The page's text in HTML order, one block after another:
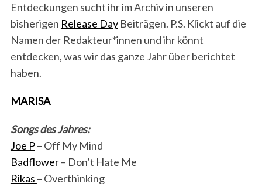
Entdeckungen sucht ihr im Archiv in unseren
bisherigen Release DayBeiträgen. P.S. Klickt auf die
Namen der Redakteur*innen und ihr könnt
entdecken, was wir das ganze Jahr über berichtet
haben.
MARISA
Songs des Jahres:
Joe P– Off My Mind
Badflower– Don’t Hate Me
Rikas – Overthinking